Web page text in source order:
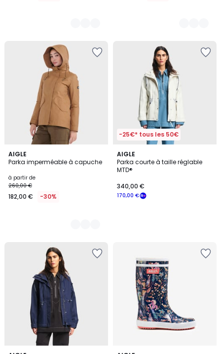
AIGLE
Parka imperméable à capuche
à partir de
260,00 €
182,00 € -30%
4
Couleurs
-25€* tous les 50€
AIGLE
Parka courte à taille réglable
MTD®
170,00 €
340,00 €